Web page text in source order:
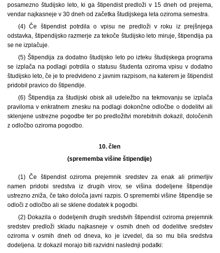
posamezno študijsko leto, ki ga štipendist predloži v 15 dneh od prejema,
vendar najkasneje v 30 dneh od začetka študijskega leta oziroma semestra.
(4) Če štipendist potrdila o vpisu ne predloži v roku iz prejšnjega
odstavka, štipendijsko razmerje za tekoče študijsko leto miruje, štipendija pa
se ne izplačuje.
(5) Štipendija za dodatno študijsko leto po izteku študijskega programa
se izplača na podlagi potrdila o statusu študenta oziroma vpisu v dodatno
študijsko leto, če je to predvideno z javnim razpisom, na katerem je štipendist
pridobil pravico do štipendije.
(6) Štipendija za študijski obisk ali udeležbo na tekmovanju se izplača
praviloma v enkratnem znesku na podlagi dokončne odločbe o dodelitvi ali
sklenjene ustrezne pogodbe ter po predložitvi morebitnih dokazil, določenih
z odločbo oziroma pogodbo.
10. člen
(sprememba višine štipendije)
(1) Če štipendist oziroma prejemnik sredstev za enak ali primerljiv
namen pridobi sredstva iz drugih virov, se višina dodeljene štipendije
ustrezno zniža, če tako določa javni razpis. O spremembi višine štipendije se
odloči z odločbo ali se sklene dodatek k pogodbi.
(2) Dokazila o dodeljenih drugih sredstvih štipendist oziroma prejemnik
sredstev predloži skladu najkasneje v osmih dneh od dodelitve sredstev
oziroma v osmih dneh od dneva, ko je izvedel, da so mu bila sredstva
dodeljena. Iz dokazil morajo biti razvidni naslednji podatki: